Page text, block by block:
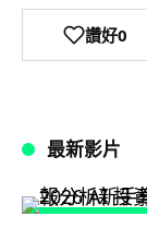
讚好0
最新影片